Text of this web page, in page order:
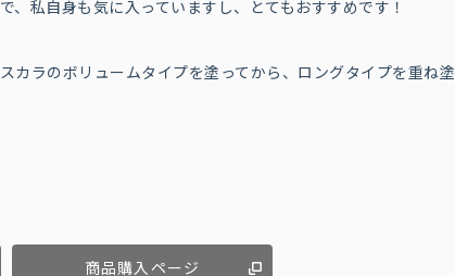
私自身も気に入っていますし、とてもおすすめです！
カラのボリュームタイプを塗ってから、ロングタイプを重ね塗
商品購入ページ